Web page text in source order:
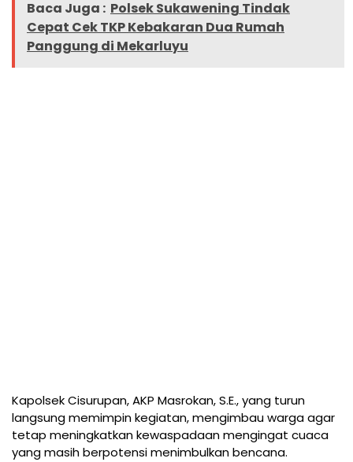
Baca Juga : Polsek Sukawening Tindak
Cepat Cek TKP Kebakaran Dua Rumah
Panggung di Mekarluyu
Kapolsek Cisurupan, AKP Masrokan, S.E., yang turun
langsung memimpin kegiatan, mengimbau warga agar
tetap meningkatkan kewaspadaan mengingat cuaca
yang masih berpotensi menimbulkan bencana.